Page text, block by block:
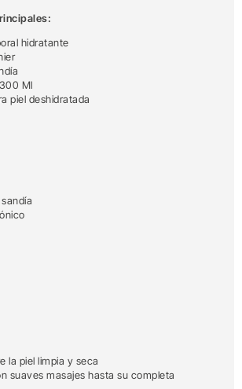
hidratante
Ml
piel deshidratada
la piel limpia y seca
suaves masajes hasta su completa